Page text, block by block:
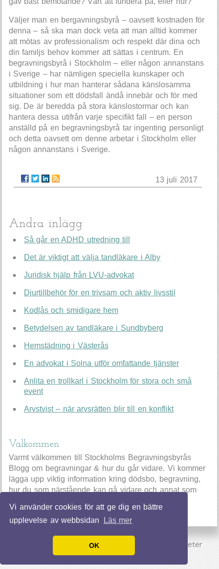
Vi använder cookies för att ge dig en bättre
upplevelse av webbsidan
Läs mer
OK
Väljer man en bergavningsbyrå – oavsett kostnaden för
denna – så ska man dock veta att man alltid kommer
att mötas av professionalism och respekt där dina och
din familjs behov kommer att sättas i centrum. En
begravningsbyrå i Stockholm – eller någon annanstans
i Sverige – har nämligen speciella kunskaper och
utbildning i hur man hanterar sådana känslosamma
situationer som ett dödsfall ändå innebär och för med
sig. De är beredda på stora känslostormar och kan
hantera dessa utifrån varje specifikt fall – en person
anställd på en begravningsbyrå tar ingenting personligt
och detta oavsett om denne arbetar i Stockholm eller
någon annanstans i Sverige.
13 juli 2017
Andra inlägg
Så går en ADHD utredning till
Det är viktigt att välja tandläkare i Alby
Juridisk hjälp från LVU-advokat
Djurtillbehör för en trivsam och aktiv livsstil
Kodlås och smidigare hem
Betydelsen av tandläkare i Sundbyberg
Hemstädning i Västerås
En advokat i Solna utför omfattande tjänster
Anlita en trollkarl i Stockholm för stora och små
event
Arvstvist – när arvsrätten blir till en konflikt
Välkommen
Varmt välkommen till Stockholms Begravningsbyrås
Blogg om begravningar & hur du går vidare. Vi kommer
lägga upp viktig information kring dödsbo, begravning,
hur du som närstående kan gå vidare och annat som
© 2026 Begravningsbyrastockholm.se. Alla rättigheter
förbehållna.Designed Bynimbusthemes.com